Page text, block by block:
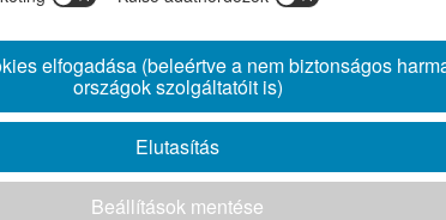
kihívásaira, ezáltal a vasút fokozni tudja
hozzajarul-a-vasut-strategiai-szerepenek-